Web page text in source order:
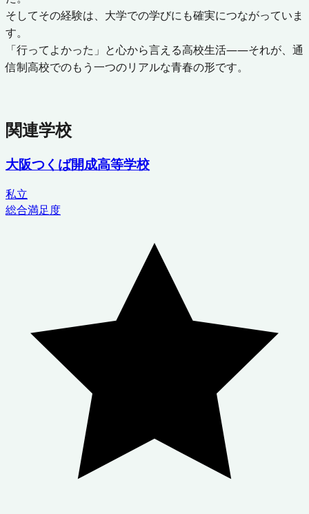
そしてその経験は、大学での学びにも確実につながっていま
す。
「行ってよかった」と心から言える高校生活――それが、通
信制高校でのもう一つのリアルな青春の形です。
関連学校
大阪つくば開成高等学校
私立
総合満足度